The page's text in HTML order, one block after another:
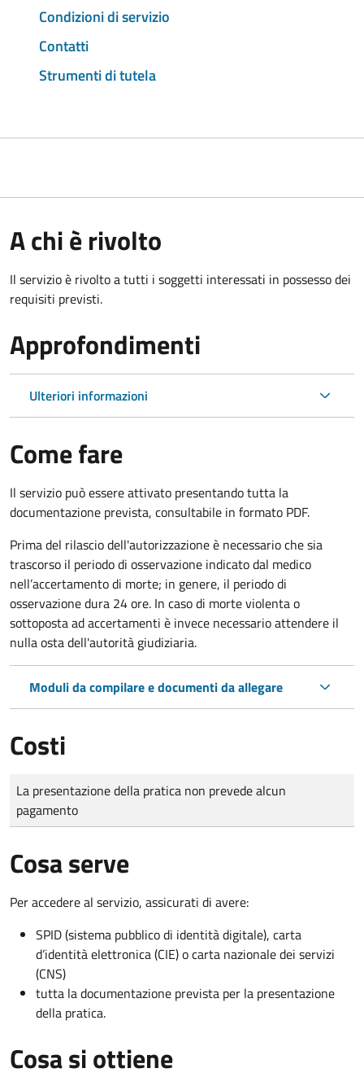
Condizioni di servizio
Contatti
Strumenti di tutela
A chi è rivolto
Il servizio è rivolto a tutti i soggetti interessati in possesso dei
requisiti previsti.
Approfondimenti
Ulteriori informazioni
Come fare
Il servizio può essere attivato presentando tutta la
documentazione prevista, consultabile in formato PDF.
Prima del rilascio dell'autorizzazione è necessario che sia
trascorso il periodo di osservazione indicato dal medico
nell’accertamento di morte; in genere, il periodo di
osservazione dura 24 ore. In caso di morte violenta o
sottoposta ad accertamenti è invece necessario attendere il
nulla osta dell'autorità giudiziaria.
Moduli da compilare e documenti da allegare
Costi
Tipo di pagamento
Importo
La presentazione della pratica non prevede alcun
pagamento
Cosa serve
Per accedere al servizio, assicurati di avere:
SPID (sistema pubblico di identità digitale), carta
d’identità elettronica (CIE) o carta nazionale dei servizi
(CNS)
tutta la documentazione prevista per la presentazione
della pratica.
Cosa si ottiene